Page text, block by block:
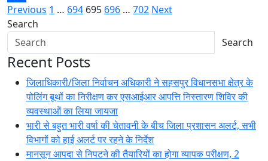
Share
Posts
pagination
Previous 1 … 694 695 696 … 702 Next
Search
Search
Recent Posts
जिलाधिकारी/जिला निर्वाचन अधिकारी ने सहसपुर विधानसभा क्षेत्र के
पोलिंग बूथों का निरीक्षण कर एसआईआर आपत्ति निस्तारण शिविर की
व्यवस्थाओं का लिया जायजा
भारी से बहुत भारी वर्षा की चेतावनी के बीच जिला प्रशासन अलर्ट, सभी
विभागों को हाई अलर्ट पर रहने के निर्देश
मानसून आपदा से निपटने की तैयारियों का होगा व्यापक परीक्षण, 2